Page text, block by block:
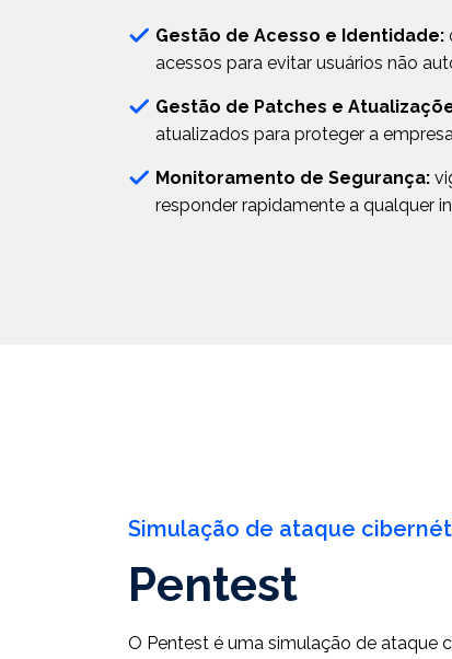
Gestão de Acesso e Identidade:
acessos para evitar usuários não
Gestão de Patches e
atualizados para proteger a
Monitoramento de Segurança:
responder rapidamente a qualquer
Simulação de ataque
Pentest
O Pentest é uma simulação de ataque